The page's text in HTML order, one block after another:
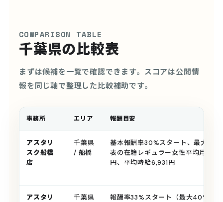
COMPARISON TABLE
千葉県の比較表
まずは候補を一覧で確認できます。スコアは公開情
報を同じ軸で整理した比較補助です。
事務所 エリア 報酬目安
アスタリ
スク船橋
店
千葉県
/ 船橋
基本報酬率30%スタート、最大
表の在籍レギュラー女性平均月収
円、平均時給6,931円
アスタリ
千葉県
報酬率33%スタート（最大40%）